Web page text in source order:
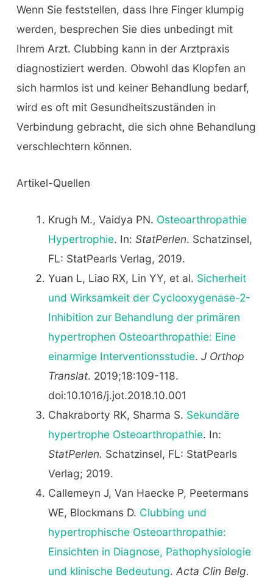
Wenn Sie feststellen, dass Ihre Finger klumpig
werden, besprechen Sie dies unbedingt mit
Ihrem Arzt. Clubbing kann in der Arztpraxis
diagnostiziert werden. Obwohl das Klopfen an
sich harmlos ist und keiner Behandlung bedarf,
wird es oft mit Gesundheitszuständen in
Verbindung gebracht, die sich ohne Behandlung
verschlechtern können.
Artikel-Quellen
Krugh M., Vaidya PN. Osteoarthropathie
Hypertrophie. In: StatPerlen. Schatzinsel,
FL: StatPearls Verlag, 2019.
Yuan L, Liao RX, Lin YY, et al. Sicherheit
und Wirksamkeit der Cyclooxygenase-2-
Inhibition zur Behandlung der primären
hypertrophen Osteoarthropathie: Eine
einarmige Interventionsstudie. J Orthop
Translat. 2019;18:109-118.
doi:10.1016/j.jot.2018.10.001
Chakraborty RK, Sharma S. Sekundäre
hypertrophe Osteoarthropathie. In:
StatPerlen. Schatzinsel, FL: StatPearls
Verlag; 2019.
Callemeyn J, Van Haecke P, Peetermans
WE, Blockmans D. Clubbing und
hypertrophische Osteoarthropathie:
Einsichten in Diagnose, Pathophysiologie
und klinische Bedeutung. Acta Clin Belg.